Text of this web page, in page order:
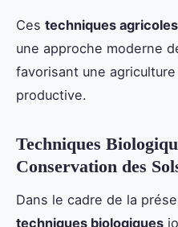
Ces techniques agricoles
une approche moderne
favorisant une
productive.
Techniques
Conservation des
Dans le cadre de la
techniques biologiques